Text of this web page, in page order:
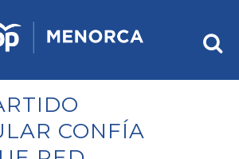
CONFÍA